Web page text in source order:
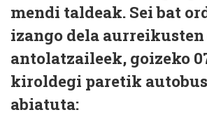
mendi taldeak. Sei bat
izango dela
antolatzaileek, goizeko
kiroldegi paretik
abiatuta: